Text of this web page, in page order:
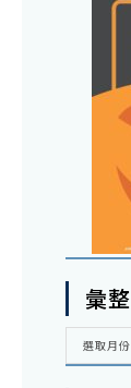
彙整
彙
選取月份